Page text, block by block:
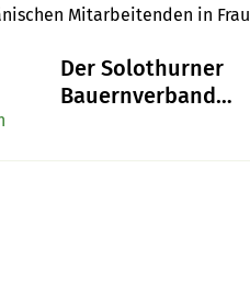
Mitarbeitenden in
Der Solothurner
Bauernverband